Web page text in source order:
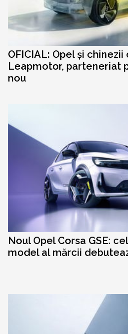
OFICIAL: Opel și chinezii
Leapmotor, parteneriat
nou
Noul Opel Corsa GSE:
model al mărcii